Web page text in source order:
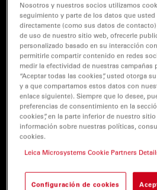
Nosotros y nuestros socios utilizamos
seguimiento y parte de los datos que
directamente (como sus datos de
de uso de nuestro sitio web, ofrecerle
personalizado basado en su interacción
permitirle compartir contenido en redes
medir la efectividad de nuestras campañas
“Aceptar todas las cookies”, usted otorga
y a que compartamos estos datos con
enlace siguiente). Siempre que lo desee,
preferencias de consentimiento en la
cookies”, en la parte inferior de nuestro
información sobre nuestras políticas,
cookies.
Leica Microsystems Cookie Partners
Configuración de cookies